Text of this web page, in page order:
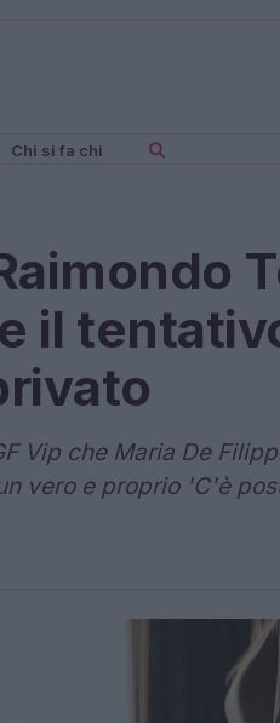
Chi si fa chi
il
Vip che Maria De
vero e proprio 'C'è